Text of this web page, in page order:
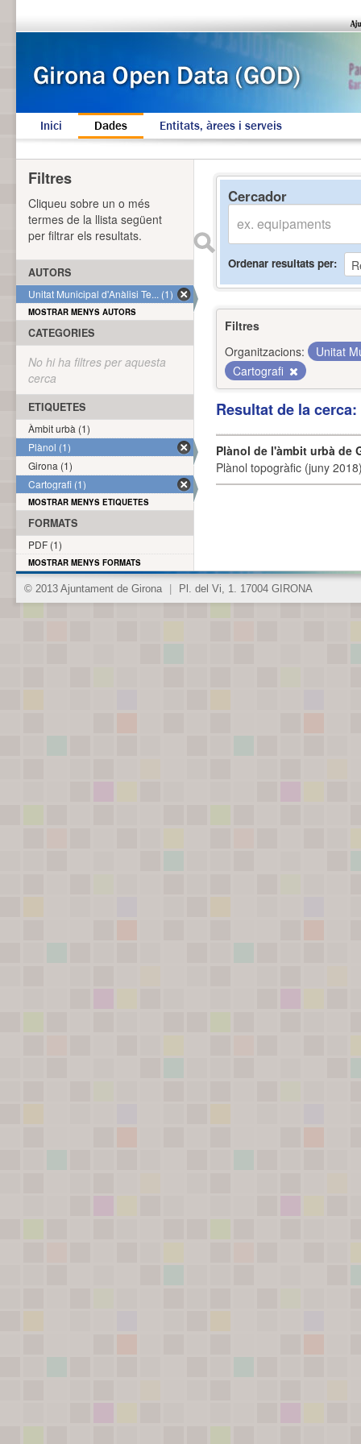
Inici Dades Entitats, àrees i serveis
Cercador
Ordenar resultats per
Filtres
Organitzacions:
Unitat
Cartografi
Resultat de la
Plànol de l'àmbit urbà de
Plànol topogràfic (juny
Filtres
Cliqueu sobre un o més
termes de la llista següent
per filtrar els resultats.
AUTORS
Unitat Municipal d'Anàlisi Te... (1)
MOSTRAR MENYS AUTORS
CATEGORIES
No hi ha filtres per aquesta
cerca
ETIQUETES
Àmbit urbà (1)
Plànol (1)
Girona (1)
Cartografi (1)
MOSTRAR MENYS ETIQUETES
FORMATS
PDF (1)
MOSTRAR MENYS FORMATS
© 2013 Ajuntament de Girona Pl. del Vi, 1. 17004 GIRONA